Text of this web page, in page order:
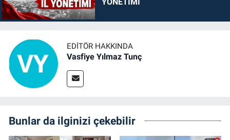
EDITÖR HAKKINDA
Vasfiye Yılmaz Tunç
Bunlar da ilginizi çekebilir